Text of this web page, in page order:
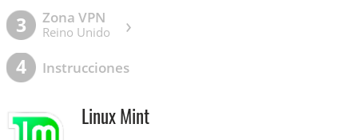
3 Zona VPN
Reino Unido ›
4 Instrucciones
Linux Mint